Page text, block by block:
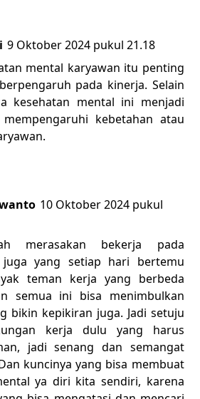
9 Oktober 2024 pukul 21.18
mental karyawan itu penting
pada kinerja. Selain
kesehatan mental ini menjadi
kebetahan atau
10 Oktober 2024 pukul
merasakan bekerja pada
juga yang setiap hari bertemu
teman kerja yang berbeda
semua ini bisa menimbulkan
bikin kepikiran juga. Jadi setuju
kerja dulu yang harus
jadi senang dan semangat
kuncinya yang bisa membuat
ya diri kita sendiri, karena